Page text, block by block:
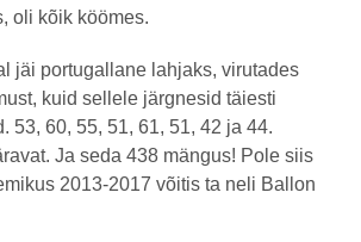
oli kõik köömes.
jäi portugallane lahjaks, virutades
kuid sellele järgnesid täiesti
53, 60, 55, 51, 61, 51, 42 ja 44.
Ja seda 438 mängus! Pole siis
2013-2017 võitis ta neli Ballon